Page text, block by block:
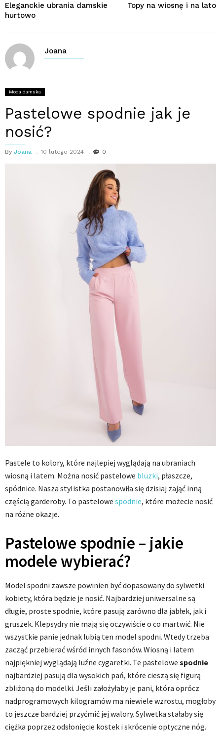
Eleganckie ubrania damskie
hurtowo
Topy na wiosnę i na lato
Joana
Moda damska
Pastelowe spodnie jak je
nosić?
By Joana 10 lutego 2024 0
Pastele to kolory, które najlepiej wyglądają na ubraniach
wiosną i latem. Można nosić pastelowe bluzki, płaszcze,
spódnice. Nasza stylistka postanowiła się dzisiaj zająć inną
częścią garderoby. To pastelowe spodnie, które możecie nosić
na różne okazje.
Pastelowe spodnie – jakie
modele wybierać?
Model spodni zawsze powinien być dopasowany do sylwetki
kobiety, która będzie je nosić. Najbardziej uniwersalne są
długie, proste spodnie, które pasują zarówno dla jabłek, jak i
gruszek. Klepsydry nie mają się oczywiście o co martwić. Nie
wszystkie panie jednak lubią ten model spodni. Wtedy trzeba
zacząć przebierać wśród innych fasonów. Wiosną i latem
najpiękniej wyglądają luźne cygaretki. Te pastelowe spodnie
najbardziej pasują dla wysokich pań, które cieszą się figurą
zbliżoną do modelki. Jeśli założyłaby je pani, która oprócz
nadprogramowych kilogramów ma niewiele wzrostu, mogłoby
to jeszcze bardziej przyćmić jej walory. Sylwetka stałaby się
ciężka poprzez odsłonięcie kostek i skrócenie optyczne nóg.